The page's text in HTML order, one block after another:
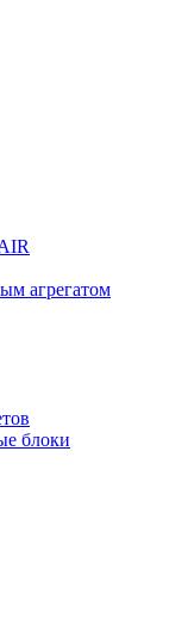
агрегатом
блоки